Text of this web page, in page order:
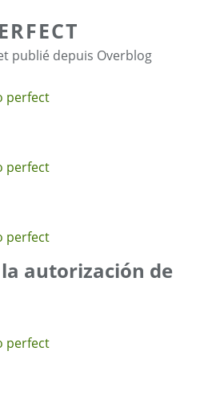
publié depuis Overblog
autorización de